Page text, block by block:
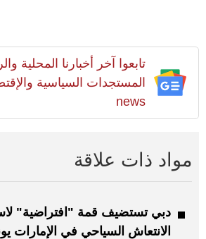
تابعوا آخر أخبارنا المحلية
news
مواد ذات علاقة
دبي تستضيف قمة "افتراضية"
الانتعاش السياحي في الإمارات